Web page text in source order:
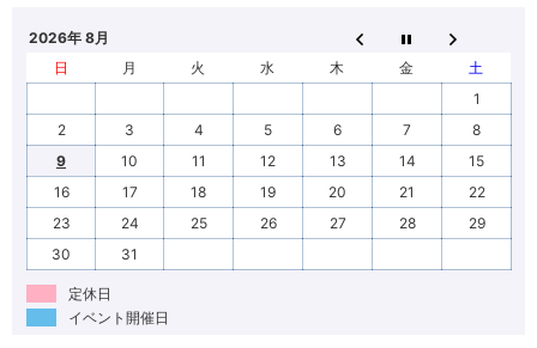
2026年 8月
日
月 火 水 木 金
土
1
2
3 4 5 6 7
8
9
10 11 12 13 14
15
16
17 18 19 20 21
22
23
24 25 26 27 28
29
30
31
定休日
イベント開催日